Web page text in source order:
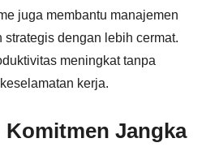
juga membantu manajemen
strategis dengan lebih cermat.
meningkat tanpa
kerja.
Jangka